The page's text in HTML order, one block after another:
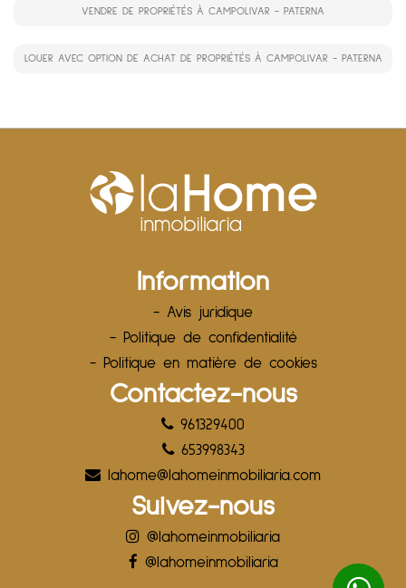
VENDRE DE PROPRIÉTÉS À CAMPOLIVAR - PATERNA
LOUER AVEC OPTION DE ACHAT DE PROPRIÉTÉS À CAMPOLIVAR - PATERNA
Information
- Avis juridique
- Politique de confidentialité
- Politique en matière de cookies
Contactez-nous
961329400
653998343
lahome@lahomeinmobiliaria.com
Suivez-nous
@lahomeinmobiliaria
@lahomeinmobiliaria